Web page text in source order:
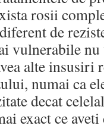
rosii
de
vulnerabile nu
alte insusiri
numai ca
decat
exact ce aveti